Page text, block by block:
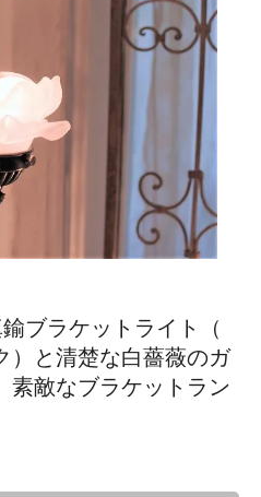
ブラケットライト（
）と清楚な白薔薇のガ
素敵なブラケットラン